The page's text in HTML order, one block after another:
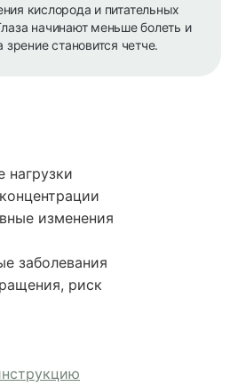
кислорода и питательных
начинают меньше болеть и
становится четче.
нагрузки
изменения
заболевания
риск